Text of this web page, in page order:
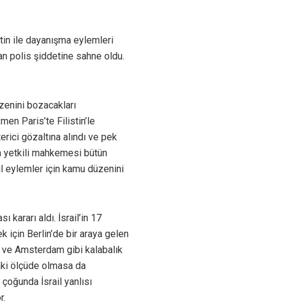
ile dayanışma eylemleri
polis şiddetine sahne oldu.
bozacakları
Paris’te Filistin’le
gözaltına alındı ve pek
yetkili mahkemesi bütün
eylemler için kamu düzenini
kararı aldı. İsrail’in 17
için Berlin’de bir araya gelen
Amsterdam gibi kalabalık
ölçüde olmasa da
İsrail yanlısı